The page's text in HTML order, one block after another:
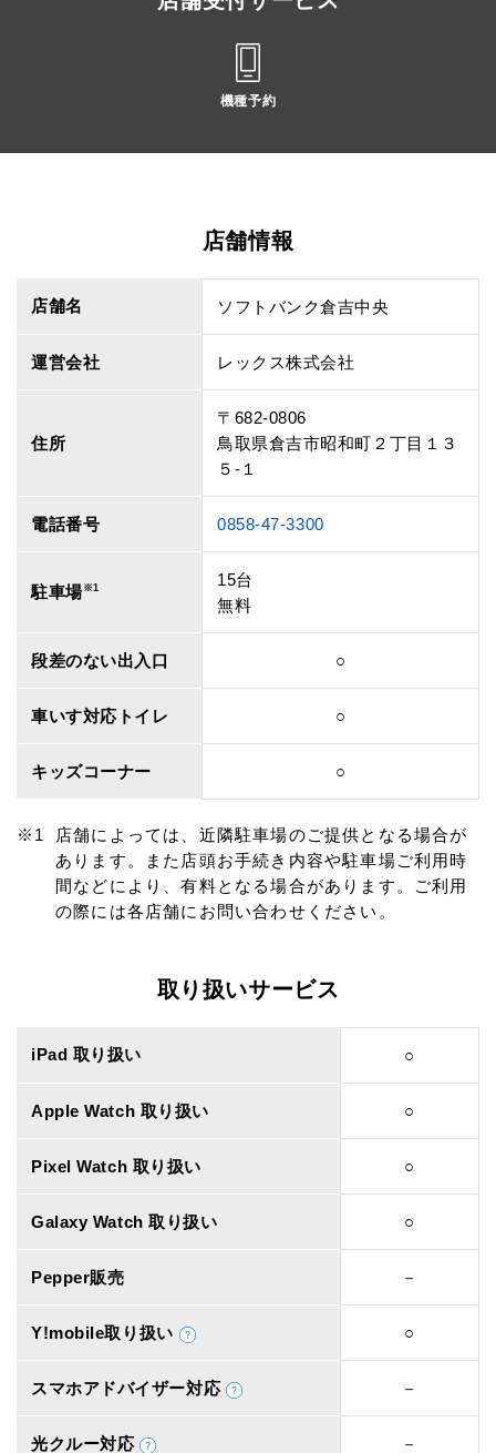
機種予約
店舗情報
店舗名 ソフトバンク倉吉中央
運営会社 レックス株式会社
住所
〒682-0806
鳥取県倉吉市昭和町２丁目１３
５‐１
電話番号 0858-47-3300
駐車場※1
15台
無料
段差のない出入口 ○
車いす対応トイレ ○
キッズコーナー ○
店舗によっては、近隣駐車場のご提供となる場合が
あります。また店頭お手続き内容や駐車場ご利用時
間などにより、有料となる場合があります。ご利用
の際には各店舗にお問い合わせください。
取り扱いサービス
iPad 取り扱い ○
Apple Watch 取り扱い ○
Pixel Watch 取り扱い ○
Galaxy Watch 取り扱い ○
Pepper販売 －
Y!mobile取り扱い ○
スマホアドバイザー対応 －
光クルー対応 －